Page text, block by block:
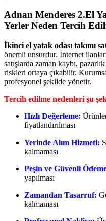
Adnan Menderes 2.El
Yerler Neden Tercih
İkinci el yatak odası takımı
önemli unsurdur. İnternet
satışlarda zaman kaybı,
riskleri ortaya çıkabilir.
profesyonel şekilde yönetir.
Tercih edilme nedenleri şu
Hızlı Değerleme:
fiyatlandırılması
Yerinde Alım Hizmeti:
kalmaması
Peşin ve Güvenli
yapılması
Zamandan Tasarruf:
kalmaması